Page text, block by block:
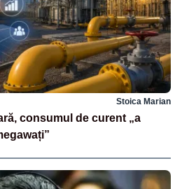
Stoica Marian
consumul de curent „a